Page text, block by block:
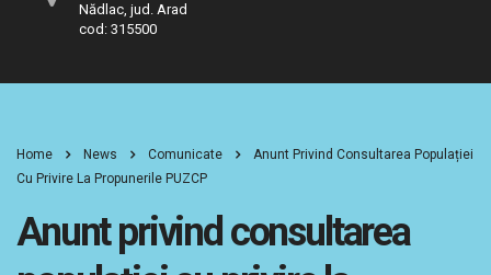
Nădlac, jud. Arad
cod: 315500
Home News Comunicate
Anunt Privind Consultarea Populației
Cu Privire La Propunerile PUZCP
Anunt privind consultarea